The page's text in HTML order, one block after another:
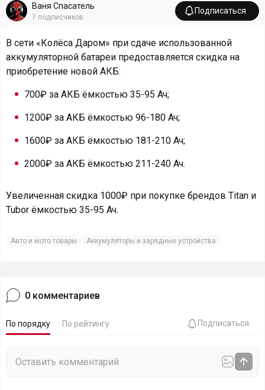
Ваня Спасатель
7 подписчиков
Подписаться
В сети «Колёса Даром» при сдаче использованной
аккумуляторной батареи предоставляется скидка на
приобретение новой АКБ:
700₽ за АКБ ёмкостью 35-95 Ач;
1200₽ за АКБ ёмкостью 96-180 Ач;
1600₽ за АКБ ёмкостью 181-210 Ач;
2000₽ за АКБ ёмкостью 211-240 Ач.
Увеличенная скидка 1000₽ при покупке брендов Titan и
Tubor ёмкостью 35-95 Ач.
Авто и мото товары Аккумуляторы и зарядные устройства
0 комментариев
По порядку По рейтингу Подписаться